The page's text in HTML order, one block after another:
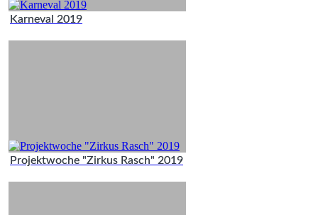
Karneval 2019
Projektwoche "Zirkus Rasch" 2019